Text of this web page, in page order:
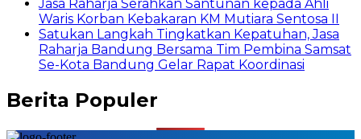
Jasa Raharja Serahkan Santunan kepada Ahli
Waris Korban Kebakaran KM Mutiara Sentosa II
Satukan Langkah Tingkatkan Kepatuhan, Jasa
Raharja Bandung Bersama Tim Pembina Samsat
Se-Kota Bandung Gelar Rapat Koordinasi
Berita Populer